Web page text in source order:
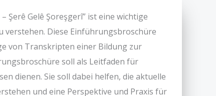
Şerê Gelê Şoreşgerî” ist eine wichtige
verstehen. Diese Einführungsbroschüre
von Transkripten einer Bildung zur
soll als Leitfaden für
dienen. Sie soll dabei helfen, die aktuelle
und eine Perspektive und Praxis für